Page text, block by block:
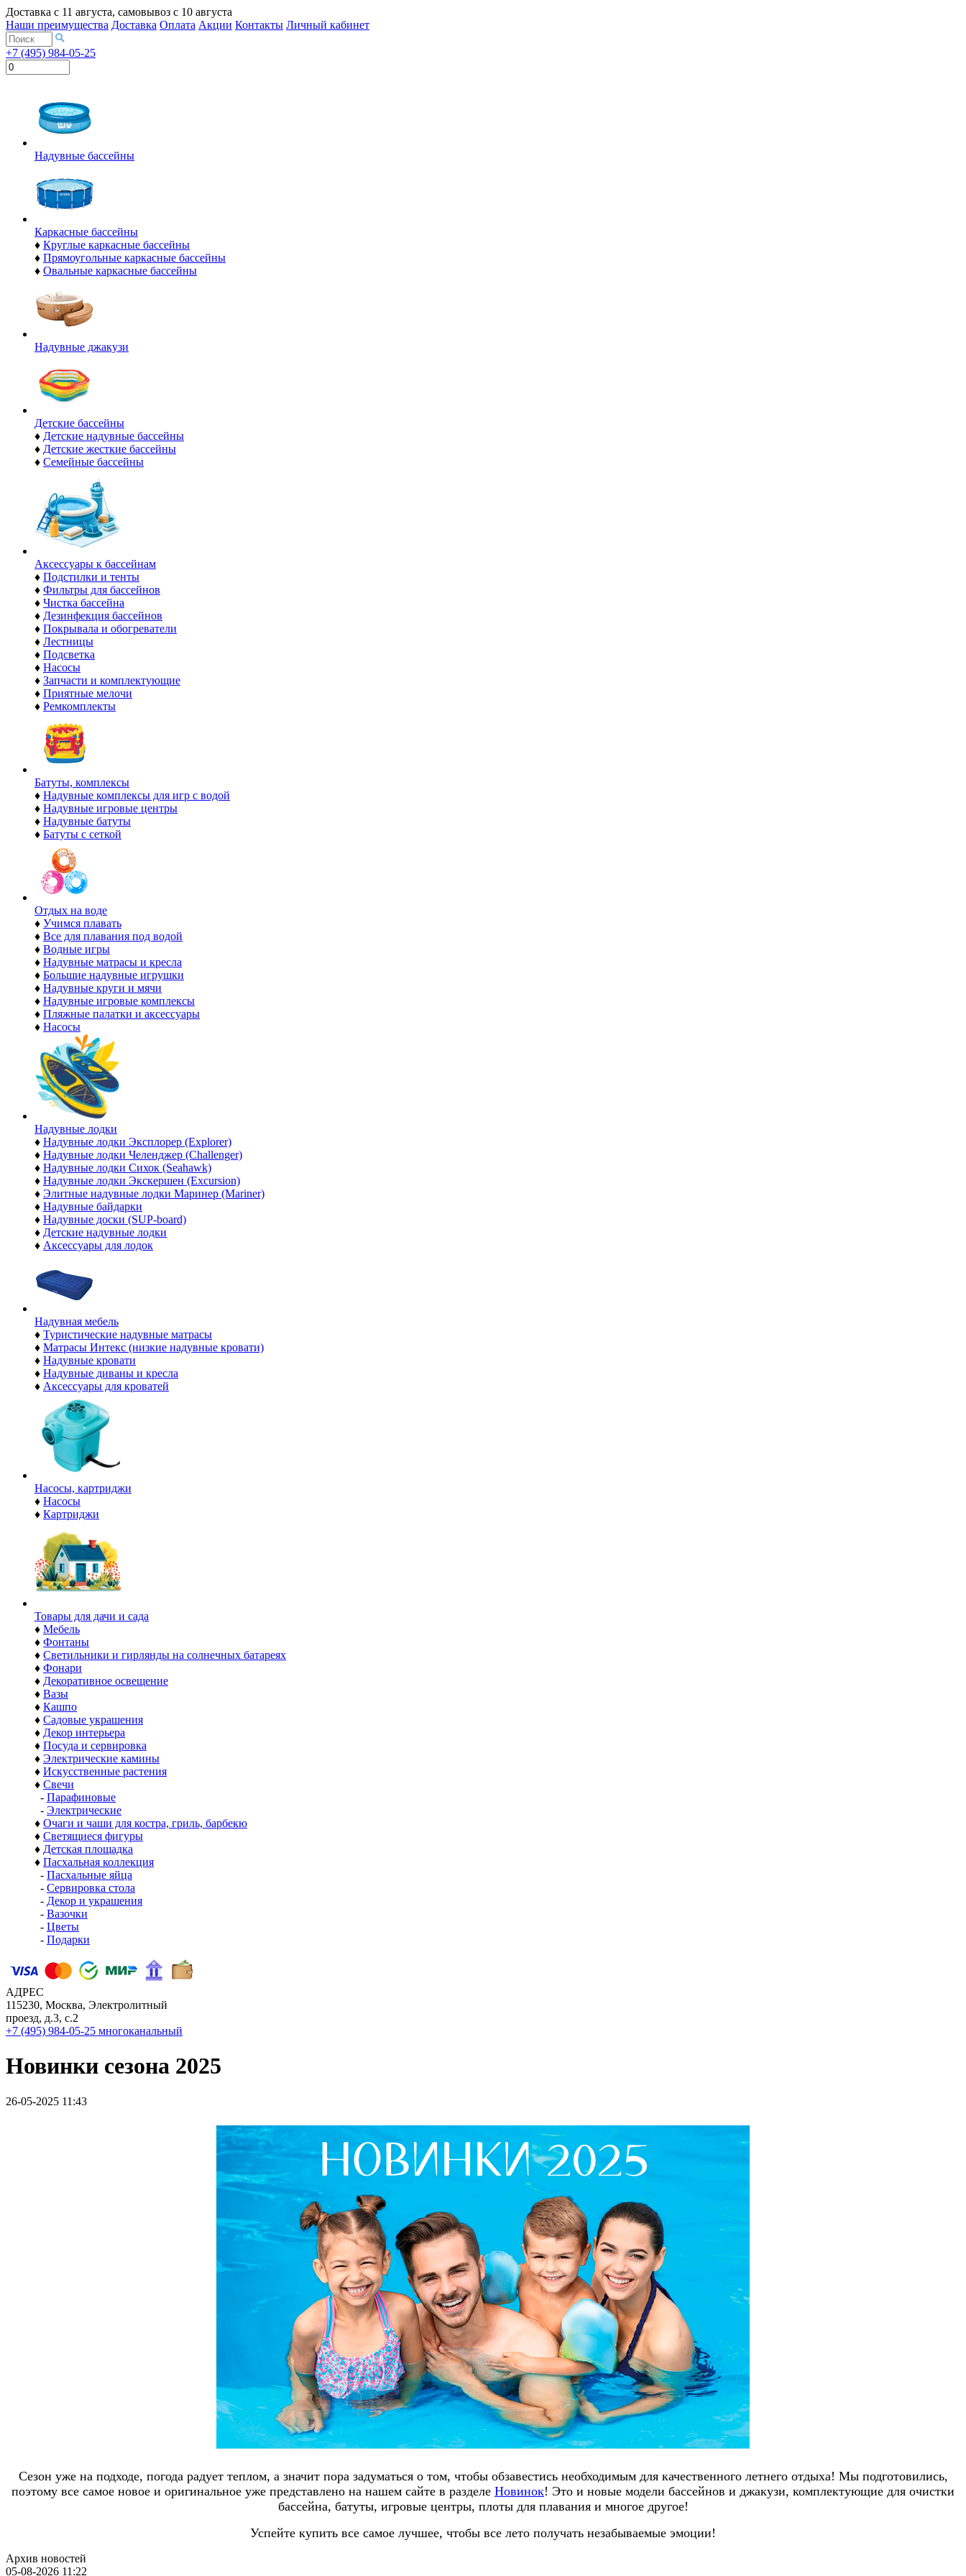
Доставка с 11 августа, самовывоз с 10 августа
Наши преимущества Доставка Оплата Акции Контакты Личный кабинет
+7 (495) 984-05-25
Надувные бассейны
Каркасные бассейны
♦ Круглые каркасные бассейны
♦ Прямоугольные каркасные бассейны
♦ Овальные каркасные бассейны
Надувные джакузи
Детские бассейны
♦ Детские надувные бассейны
♦ Детские жесткие бассейны
♦ Семейные бассейны
Аксессуары к бассейнам
♦ Подстилки и тенты
♦ Фильтры для бассейнов
♦ Чистка бассейна
♦ Дезинфекция бассейнов
♦ Покрывала и обогреватели
♦ Лестницы
♦ Подсветка
♦ Насосы
♦ Запчасти и комплектующие
♦ Приятные мелочи
♦ Ремкомплекты
Батуты, комплексы
♦ Надувные комплексы для игр с водой
♦ Надувные игровые центры
♦ Надувные батуты
♦ Батуты с сеткой
Отдых на воде
♦ Учимся плавать
♦ Все для плавания под водой
♦ Водные игры
♦ Надувные матрасы и кресла
♦ Большие надувные игрушки
♦ Надувные круги и мячи
♦ Надувные игровые комплексы
♦ Пляжные палатки и аксессуары
♦ Насосы
Надувные лодки
♦ Надувные лодки Эксплорер (Explorer)
♦ Надувные лодки Челенджер (Challenger)
♦ Надувные лодки Сихок (Seahawk)
♦ Надувные лодки Экскершен (Excursion)
♦ Элитные надувные лодки Маринер (Mariner)
♦ Надувные байдарки
♦ Надувные доски (SUP-board)
♦ Детские надувные лодки
♦ Аксессуары для лодок
Надувная мебель
♦ Туристические надувные матрасы
♦ Матрасы Интекс (низкие надувные кровати)
♦ Надувные кровати
♦ Надувные диваны и кресла
♦ Аксессуары для кроватей
Насосы, картриджи
♦ Насосы
♦ Картриджи
Товары для дачи и сада
♦ Мебель
♦ Фонтаны
♦ Светильники и гирлянды на солнечных батареях
♦ Фонари
♦ Декоративное освещение
♦ Вазы
♦ Кашпо
♦ Садовые украшения
♦ Декор интерьера
♦ Посуда и сервировка
♦ Электрические камины
♦ Искусственные растения
♦ Свечи
- Парафиновые
- Электрические
♦ Очаги и чаши для костра, гриль, барбекю
♦ Светящиеся фигуры
♦ Детская площадка
♦ Пасхальная коллекция
- Пасхальные яйца
- Сервировка стола
- Декор и украшения
- Вазочки
- Цветы
- Подарки
АДРЕС
115230, Москва, Электролитный
проезд, д.3, с.2
+7 (495) 984-05-25 многоканальный
Новинки сезона 2025
26-05-2025 11:43
Сезон уже на подходе, погода радует теплом, а значит пора задуматься о том, чтобы обзавестись необходимым для качественного летнего отдыха! Мы подготовились,
поэтому все самое новое и оригинальное уже представлено на нашем сайте в разделе Новинок! Это и новые модели бассейнов и джакузи, комплектующие для очистки
бассейна, батуты, игровые центры, плоты для плавания и многое другое!
Успейте купить все самое лучшее, чтобы все лето получать незабываемые эмоции!
Архив новостей
05-08-2026 11:22